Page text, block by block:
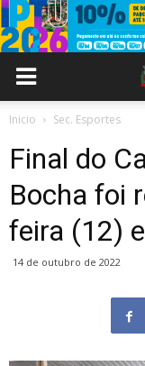
Inicio Sec. Esportes
Final do
Bocha foi
feira (12)
14 de outubro de 2022